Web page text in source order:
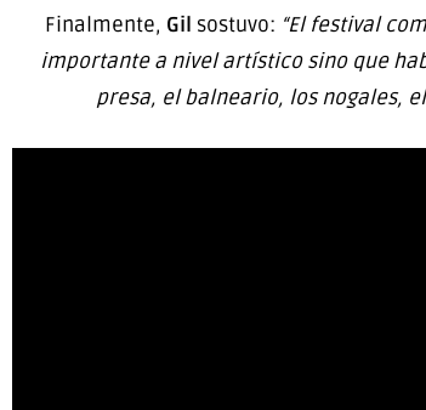
Finalmente, Gil sostuvo: “El festival
importante a nivel artístico sino que
presa, el balneario, los nogales,